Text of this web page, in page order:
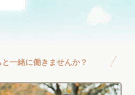
一緒に働きませんか？